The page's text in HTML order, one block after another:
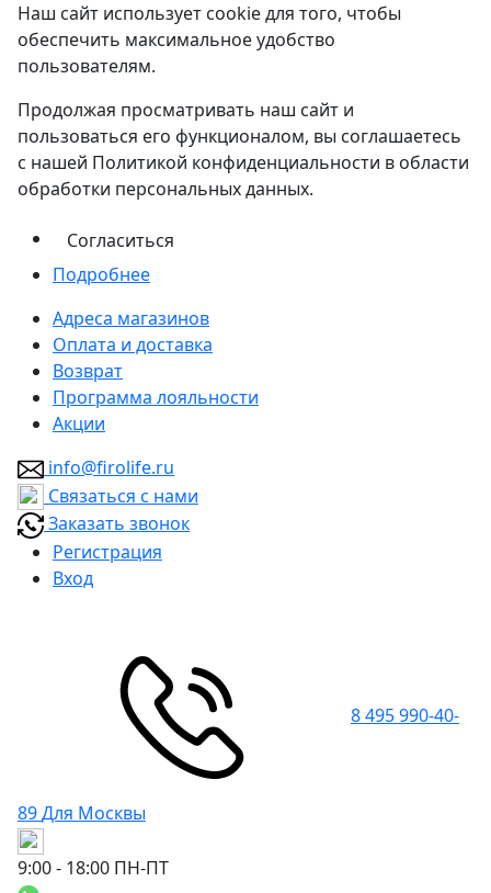
Наш сайт использует cookie для того, чтобы
обеспечить максимальное удобство
пользователям.
Продолжая просматривать наш сайт и
пользоваться его функционалом, вы соглашаетесь
с нашей Политикой конфиденциальности в области
обработки персональных данных.
Согласиться
Подробнее
Адреса магазинов
Оплата и доставка
Возврат
Программа лояльности
Акции
info@firolife.ru
Связаться с нами
Заказать звонок
Регистрация
Вход
8 495 990-40-
89Для Москвы
9:00 - 18:00 ПН-ПТ